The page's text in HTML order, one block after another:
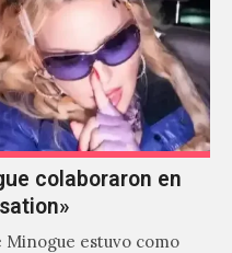
colaboraron en
Minogue estuvo como